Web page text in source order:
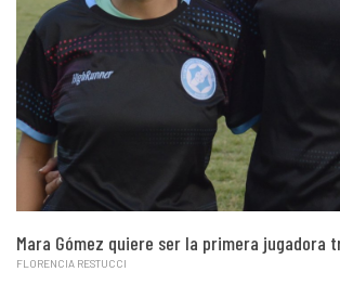
Mara Gómez quiere ser la primera jugadora
FLORENCIA RESTUCCI